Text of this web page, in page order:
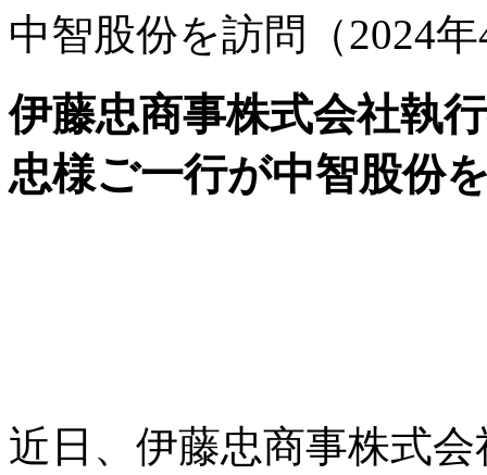
中智股份を訪問（2024
伊藤忠商事株式会社執
忠様ご一行が中智股份
近日、伊藤忠商事株式